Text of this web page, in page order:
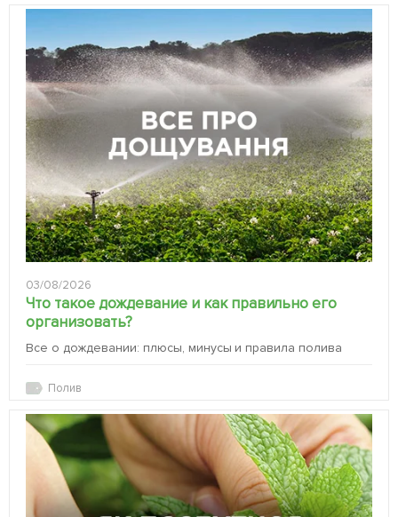
03/08/2026
Что такое дождевание и как правильно его
организовать?
Все о дождевании: плюсы, минусы и правила полива
Полив